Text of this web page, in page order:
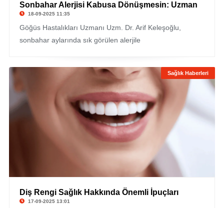
Sonbahar Alerjisi Kabusa Dönüşmesin: Uzman
18-09-2025 11:35
Göğüs Hastalıkları Uzmanı Uzm. Dr. Arif Keleşoğlu,
sonbahar aylarında sık görülen alerjile
Sağlık Haberleri
Diş Rengi Sağlık Hakkında Önemli İpuçları
17-09-2025 13:01